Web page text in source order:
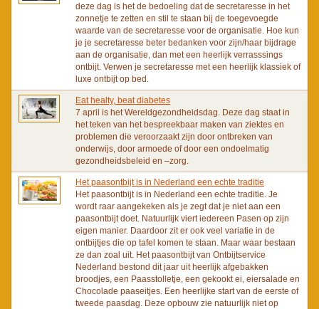
deze dag is het de bedoeling dat de secretaresse in het
zonnetje te zetten en stil te staan bij de toegevoegde
waarde van de secretaresse voor de organisatie. Hoe kun
je je secretaresse beter bedanken voor zijn/haar bijdrage
aan de organisatie, dan met een heerlijk verrasssings
ontbijt. Verwen je secretaresse met een heerlijk klassiek of
luxe ontbijt op bed.
Eat healty, beat diabetes
7 april is het Wereldgezondheidsdag. Deze dag staat in
het teken van het bespreekbaar maken van ziektes en
problemen die veroorzaakt zijn door ontbreken van
onderwijs, door armoede of door een ondoelmatig
gezondheidsbeleid en –zorg.
Het paasontbijt is in Nederland een echte traditie
Het paasontbijt is in Nederland een echte traditie. Je
wordt raar aangekeken als je zegt dat je niet aan een
paasontbijt doet. Natuurlijk viert iedereen Pasen op zijn
eigen manier. Daardoor zit er ook veel variatie in de
ontbijtjes die op tafel komen te staan. Maar waar bestaan
ze dan zoal uit. Het paasontbijt van Ontbijtservice
Nederland bestond dit jaar uit heerlijk afgebakken
broodjes, een Paasstolletje, een gekookt ei, eiersalade en
Chocolade paaseitjes. Een heerlijke start van de eerste of
tweede paasdag. Deze opbouw zie natuurlijk niet op